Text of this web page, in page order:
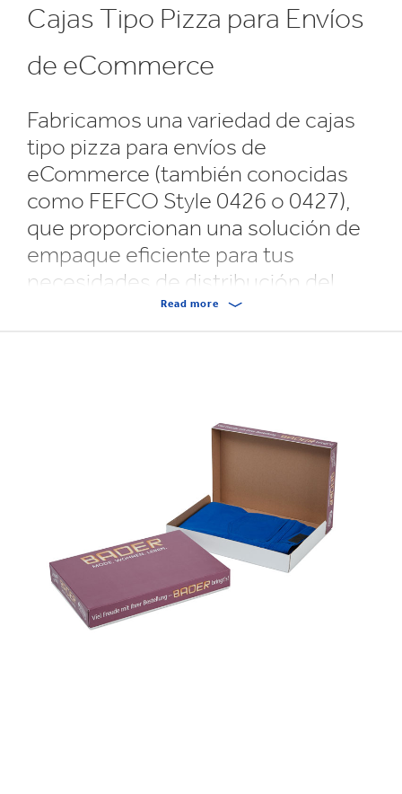
Cajas Tipo Pizza para Envíos
de eCommerce
Fabricamos una variedad de cajas
tipo pizza para envíos de
eCommerce (también conocidas
como FEFCO Style 0426 o 0427),
que proporcionan una solución de
empaque eficiente para tus
necesidades de distribución del
canal online, eCommerce.
las cajas tipo pizza entrelazan sus solapas para el
cierre, solo se requiere un sello de seguridad para
proteger el contenido durante la entrega final. También
se pueden agregar accesorios o amortiguadores
adicionales en papel para mantener los productos más
seguros dentro del paquete.
Nuestras cajas tipo pizza para envíos por eCommerce,
cuentan con certificación FSC®, son
están hechas a partir de un recurso
Read more